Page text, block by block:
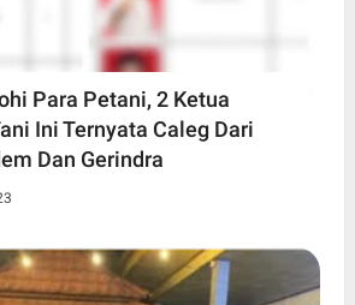
Para Petani, 2 Ketua
Ini Ternyata Caleg Dari
Dan Gerindra